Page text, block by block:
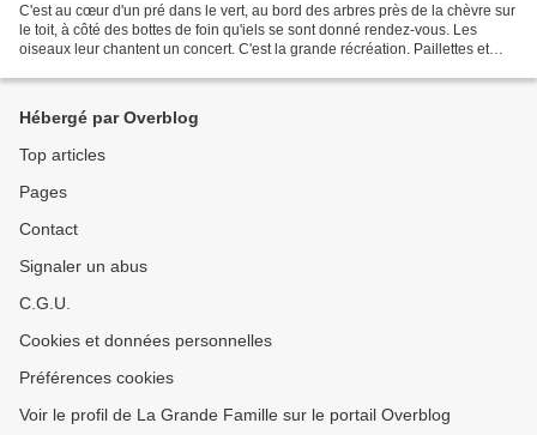
C'est au cœur d'un pré dans le vert, au bord des arbres près de la chèvre sur
le toit, à côté des bottes de foin qu'iels se sont donné rendez-vous. Les
oiseaux leur chantent un concert. C'est la grande récréation. Paillettes et
Hébergé par Overblog
Top articles
Pages
Contact
Signaler un abus
C.G.U.
Cookies et données personnelles
Préférences cookies
Voir le profil de La Grande Famille sur le portail Overblog